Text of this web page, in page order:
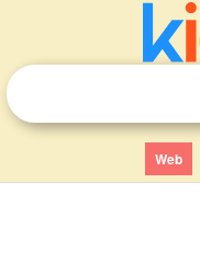
Web